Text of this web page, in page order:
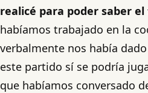
realicé para poder saber
habíamos trabajado en la
verbalmente nos había
este partido sí se podría
que habíamos conversado